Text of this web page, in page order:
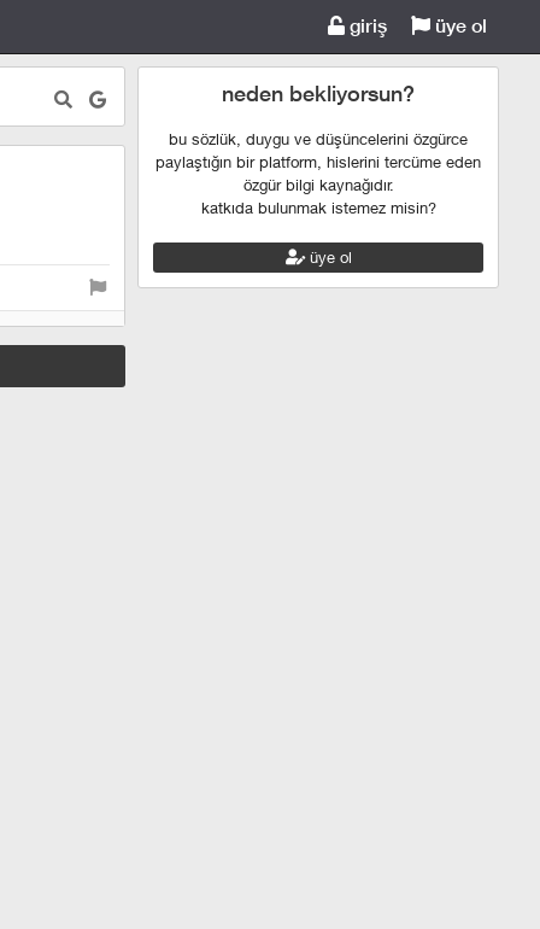
giriş üye ol
neden bekliyorsun?
bu sözlük, duygu ve düşüncelerini özgürce
paylaştığın bir platform, hislerini tercüme eden
özgür bilgi kaynağıdır.
katkıda bulunmak istemez misin?
üye ol